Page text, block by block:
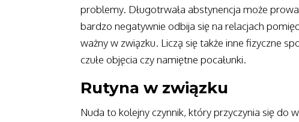
problemy. Długotrwała abstynencja może
bardzo negatywnie odbija się na relacjach
ważny w związku. Liczą się także inne fizyczne
czułe objęcia czy namiętne pocałunki.
Rutyna w związku
Nuda to kolejny czynnik, który przyczynia się do